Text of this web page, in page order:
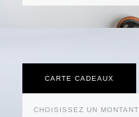
CARTE CADEAUX
CHOISISSEZ UN MONTANT